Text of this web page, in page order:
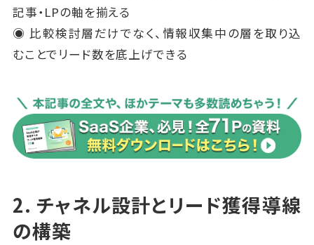
記事・LPの軸を揃える
◉ 比較検討層だけでなく、情報収集中の層を取り込
むことでリード数を底上げできる
2. チャネル設計とリード獲得導線
の構築